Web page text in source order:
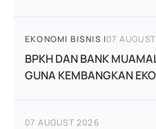
EKONOMI BISNIS |07
BPKH DAN BANK
GUNA KEMBANGKAN
07 AUGUST 2026